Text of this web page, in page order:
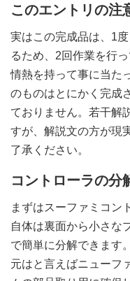
このエントリの注
実はこの完成品は、1
るため、2回作業を行
情熱を持って事に当た
のものはとにかく完成
ておりません。若干解
すが、解説文の方が現
了承ください。
コントローラの分
まずはスーファミコン
自体は裏面から小さな
で簡単に分解できます。
元はと言えばニューフ